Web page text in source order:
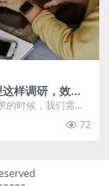
样调研，效率
的时候，我们需要
。那么B端产品经理
提...
72